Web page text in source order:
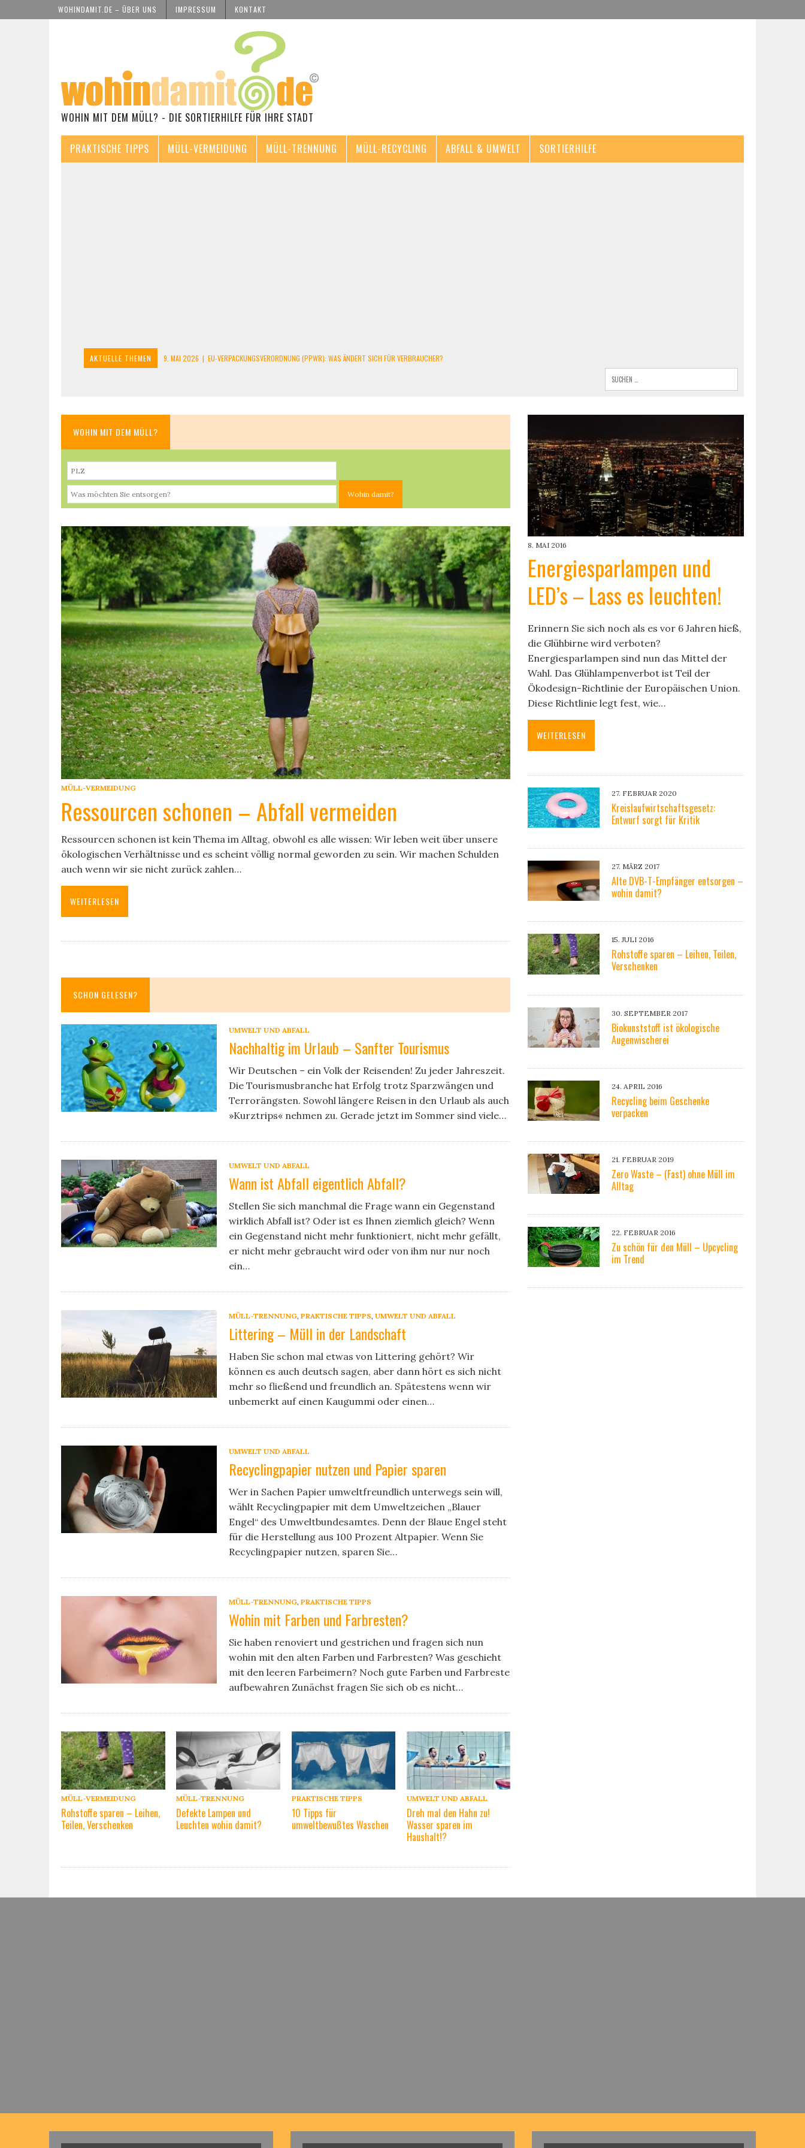
WOHINDAMIT.DE – ÜBER UNS IMPRESSUM KONTAKT
WOHIN MIT DEM MÜLL? - DIE SORTIERHILFE FÜR IHRE STADT
PRAKTISCHE TIPPS MÜLL-VERMEIDUNG MÜLL-TRENNUNG MÜLL-RECYCLING ABFALL & UMWELT SORTIERHILFE
AKTUELLE THEMEN 9. MAI 2026 | EU-VERPACKUNGSVERORDNUNG (PPWR): WAS ÄNDERT SICH FÜR VERBRAUCHER?
16. JANUAR 2025 | ALTTEXTILIEN: SEIT 2025 WIRD GETRENNT GESAMMELT
11. MAI 2026 | E-ZIGARETTEN UND VAPES ENTSORGEN: WAS SIE 2026 WISSEN MÜSSEN
WOHIN MIT DEM MÜLL?
MÜLL-VERMEIDUNG
Ressourcen schonen – Abfall vermeiden
Ressourcen schonen ist kein Thema im Alltag, obwohl es alle wissen: Wir leben weit über unsere
ökologischen Verhältnisse und es scheint völlig normal geworden zu sein. Wir machen Schulden
auch wenn wir sie nicht zurück zahlen…
WEITERLESEN
SCHON GELESEN?
UMWELT UND ABFALL
Nachhaltig im Urlaub – Sanfter Tourismus
Wir Deutschen – ein Volk der Reisenden! Zu jeder Jahreszeit.
Die Tourismusbranche hat Erfolg trotz Sparzwängen und
Terrorängsten. Sowohl längere Reisen in den Urlaub als auch
»Kurztrips« nehmen zu. Gerade jetzt im Sommer sind viele…
UMWELT UND ABFALL
Wann ist Abfall eigentlich Abfall?
Stellen Sie sich manchmal die Frage wann ein Gegenstand
wirklich Abfall ist? Oder ist es Ihnen ziemlich gleich? Wenn
ein Gegenstand nicht mehr funktioniert, nicht mehr gefällt,
er nicht mehr gebraucht wird oder von ihm nur nur noch
ein…
MÜLL-TRENNUNG, PRAKTISCHE TIPPS, UMWELT UND ABFALL
Littering – Müll in der Landschaft
Haben Sie schon mal etwas von Littering gehört? Wir
können es auch deutsch sagen, aber dann hört es sich nicht
mehr so fließend und freundlich an. Spätestens wenn wir
unbemerkt auf einen Kaugummi oder einen…
UMWELT UND ABFALL
Recyclingpapier nutzen und Papier sparen
Wer in Sachen Papier umweltfreundlich unterwegs sein will,
wählt Recyclingpapier mit dem Umweltzeichen „Blauer
Engel“ des Umweltbundesamtes. Denn der Blaue Engel steht
für die Herstellung aus 100 Prozent Altpapier. Wenn Sie
Recyclingpapier nutzen, sparen Sie…
MÜLL-TRENNUNG, PRAKTISCHE TIPPS
Wohin mit Farben und Farbresten?
Sie haben renoviert und gestrichen und fragen sich nun
wohin mit den alten Farben und Farbresten? Was geschieht
mit den leeren Farbeimern? Noch gute Farben und Farbreste
aufbewahren Zunächst fragen Sie sich ob es nicht…
MÜLL-VERMEIDUNG
Rohstoffe sparen – Leihen,
Teilen, Verschenken
MÜLL-TRENNUNG
Defekte Lampen und
Leuchten wohin damit?
PRAKTISCHE TIPPS
10 Tipps für
umweltbewußtes Waschen
UMWELT UND ABFALL
Dreh mal den Hahn zu!
Wasser sparen im
Haushalt!?
8. MAI 2016
Energiesparlampen und
LED’s – Lass es leuchten!
Erinnern Sie sich noch als es vor 6 Jahren hieß,
die Glühbirne wird verboten?
Energiesparlampen sind nun das Mittel der
Wahl. Das Glühlampenverbot ist Teil der
Ökodesign-Richtlinie der Europäischen Union.
Diese Richtlinie legt fest, wie…
WEITERLESEN
27. FEBRUAR 2020
Kreislaufwirtschaftsgesetz:
Entwurf sorgt für Kritik
27. MÄRZ 2017
Alte DVB-T-Empfänger entsorgen –
wohin damit?
15. JULI 2016
Rohstoffe sparen – Leihen, Teilen,
Verschenken
30. SEPTEMBER 2017
Biokunststoff ist ökologische
Augenwischerei
24. APRIL 2016
Recycling beim Geschenke
verpacken
21. FEBRUAR 2019
Zero Waste – (Fast) ohne Müll im
Alltag
22. FEBRUAR 2016
Zu schön für den Müll – Upcycling
im Trend